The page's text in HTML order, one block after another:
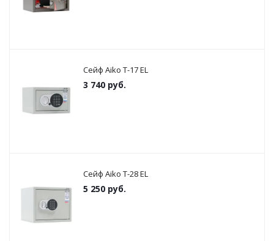
Сейф Aiko T-17 EL
3 740 руб.
Сейф Aiko T-28 EL
5 250 руб.